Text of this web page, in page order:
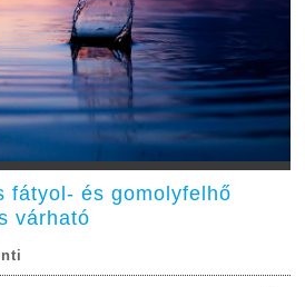
fátyol- és gomolyfelhő
várható